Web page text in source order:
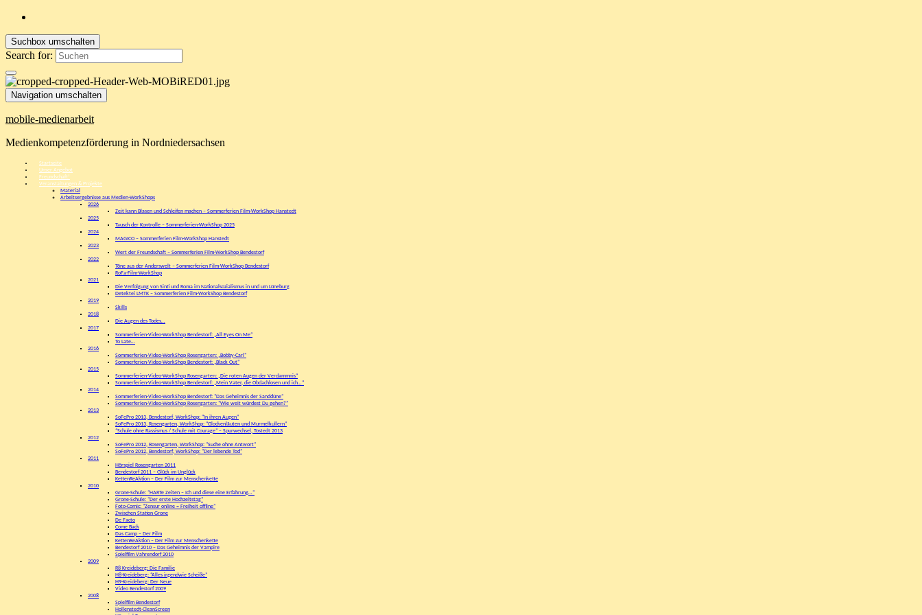
Suchbox umschalten
Search for:
Navigation umschalten
mobile-medienarbeit
Medienkompetenzförderung in Nordniedersachsen
Startseite
Unser Angebot
Freundschaft!
Veranstaltungen & Projekte
Material
Arbeitsergebnisse aus Medien-WorkShops
2026
Zeit kann Blasen und Schleifen machen – Sommerferien Film-WorkShop Hanstedt
2025
Tausch der Kontrolle – Sommerferien-WorkShop 2025
2024
MAGICO – Sommerferien Film-WorkShop Hanstedt
2023
Wert der Freundschaft – Sommerferien Film-WorkShop Bendestorf
2022
Töne aus der Anderswelt – Sommerferien Film-WorkShop Bendestorf
RoFa-Film-WorkShop
2021
Die Verfolgung von Sinti und Roma im Nationalsozialismus in und um Lüneburg
Detektei LMTK – Sommerferien Film-WorkShop Bendestorf
2019
Skills
2018
Die Augen des Todes…
2017
Sommerferien-Video-WorkShop Bendestorf: „All Eyes On Me“
To Late…
2016
Sommerferien-Video-WorkShop Rosengarten: „Bobby-Carl“
Sommerferien-Video-WorkShop Bendestorf: „Black Out“
2015
Sommerferien-Video-WorkShop Rosengarten: „Die roten Augen der Verdammnis“
Sommerferien-Video-WorkShop Bendestorf: „Mein Vater, die Obdachlosen und ich…“
2014
Sommerferien-Video-WorkShop Bendestorf: “Das Geheimnis der Sanddüne”
Sommerferien-Video-WorkShop Rosengarten: “Wie weit würdest Du gehen?”
2013
SoFePro 2013, Bendestorf, WorkShop: “In ihren Augen”
SoFePro 2013, Rosengarten, WorkShop: “Glockenläuten und Murmelkullern”
“Schule ohne Rassismus / Schule mit Courage” – Spurwechsel, Tostedt 2013
2012
SoFePro 2012, Rosengarten, WorkShop: “Suche ohne Antwort”
SoFePro 2012, Bendestorf, WorkShop: “Der lebende Tod”
2011
Hörspiel Rosengarten 2011
Bendestorf 2011 – Glück im Unglück
KettenReAktion – Der Film zur Menschenkette
2010
Grone-Schule: “HARTe Zeiten – Ich und diese eine Erfahrung…”
Grone-Schule: “Der erste Hochzeitstag”
Foto-Comic: “Zensur online = Freiheit offline”
Zwischen Station Grone
De Facto
Come Back
Das Camp – Der Film
KettenReAktion – Der Film zur Menschenkette
Bendestorf 2010 – Das Geheimnis der Vampire
Spielfilm Vahrendorf 2010
2009
R8 Kreideberg: Die Familie
H8-Kreideberg: “Alles irgendwie Scheiße”
H9-Kreideberg: Der Neue
Video Bendestorf 2009
2008
Spielfilm Bendestorf
Hollenstedt-CleanScreen